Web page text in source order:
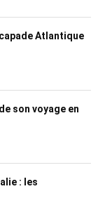
Atlantique
son voyage en
: les